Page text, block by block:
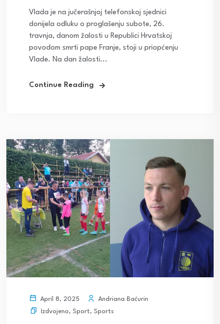
Vlada je na jučerašnjoj telefonskoj sjednici
donijela odluku o proglašenju subote, 26.
travnja, danom žalosti u Republici Hrvatskoj
povodom smrti pape Franje, stoji u priopćenju
Vlade. Na dan žalosti...
Continue Reading
April 8, 2025
Andriana Baćurin
Izdvojeno, Sport, Sports